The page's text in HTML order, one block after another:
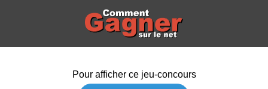
Pour afficher ce jeu-concours